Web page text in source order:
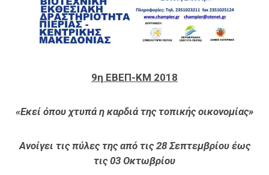
9η ΕΒΕΠ-ΚΜ 2018
«Εκεί όπου χτυπά η καρδιά της τοπικής οικονομίας»
Ανοίγει τις πύλες της από τις 28 Σεπτεμβρίου έως
τις 03 Οκτωβρίου